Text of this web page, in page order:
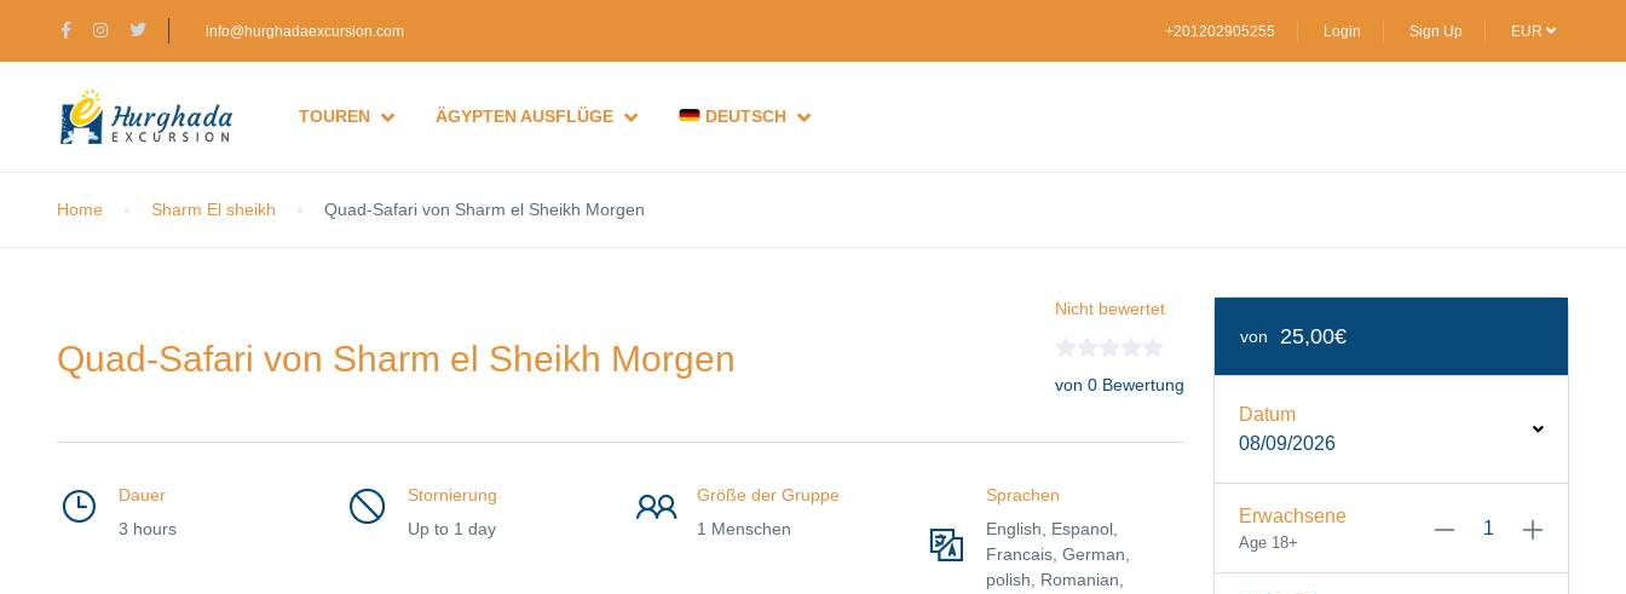
info@hurghadaexcursion.com +201202905255 Login Sign Up EUR
TOUREN ÄGYPTEN AUSFLÜGE DEUTSCH
Home Sharm El sheikh Quad-Safari von Sharm el Sheikh Morgen
Quad-Safari von Sharm el Sheikh Morgen
Nicht bewertet
von 0 Bewertung
Dauer
3 hours
Stornierung
Up to 1 day
Größe der Gruppe
1 Menschen
Sprachen
English, Espanol,
Francais, German,
polish, Romanian,
von 25,00€
Datum
08/09/2026
Erwachsene
Age 18+